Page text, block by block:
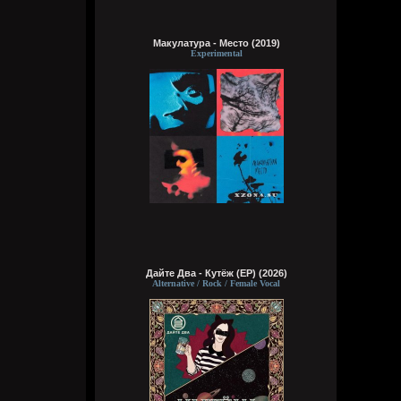
Кукуня
Сегодня в 15:57:00
Brenton Trollant,
Он мне за сотку свою жопу скинуть
предлагал, та ещё шлюха
Кукуня
Сегодня в 15:55:34
Бля тебе пидору и Импорт скажет и
спермой, которую пробовал, причем
чужую давай продолжай. Только ты же
сам правду знаешь прекрасно и знаешь,
чтоя прав.
Brenton Trollant
Сегодня в 15:53:43
Wirtuozik,
если на видео подрочишь и кончишь на
Макулатура - Место (2019)
Experimental
Дайте Два - Кутёж (EP) (2026)
Alternative / Rock / Female Vocal